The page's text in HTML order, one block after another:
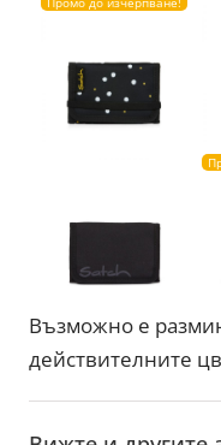
Възможно е
действителните